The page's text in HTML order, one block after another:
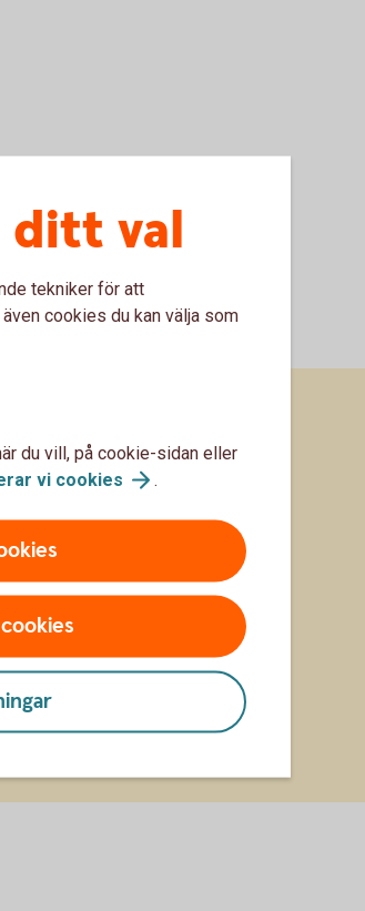
för
ditt val
tekniker för att
cookies du kan välja som
du vill, på cookie-sidan eller
vi cookies .